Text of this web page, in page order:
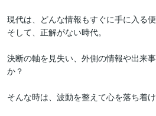
現代は、どんな情報もすぐに手に入る便
そして、正解がない時代。
決断の軸を見失い、外側の情報や出来
か？
そんな時は、波動を整えて心を落ち着